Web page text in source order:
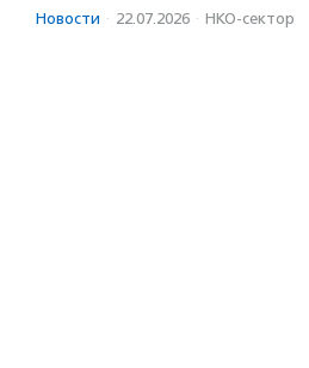
Новости · 22.07.2026 · НКО-сектор